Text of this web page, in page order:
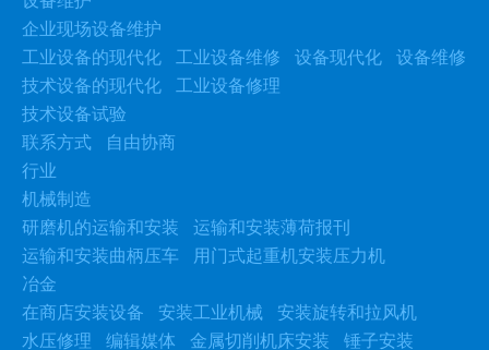
企业现场设备维护
工业设备的现代化 工业设备维修 设备现代化 设备维修
技术设备的现代化 工业设备修理
技术设备试验
联系方式
自由协商
行业
机械制造
研磨机的运输和安装
运输和安装薄荷报刊
运输和安装曲柄压车
用门式起重机安装压力机
冶金
在商店安装设备
安装工业机械 安装旋转和拉风机
水压修理
编辑媒体 金属切削机床安装
锤子安装